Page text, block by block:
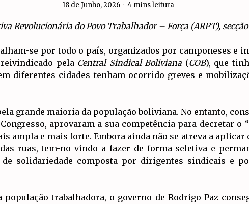
18 de Junho, 2026 4 mins leitura
Revolucionária do Povo Trabalhador – Força (ARPT),
se por todo o país, organizados por camponeses e
pela Central Sindical Boliviana (COB), que
diferentes cidades tenham ocorrido greves e
grande maioria da população boliviana. No entanto,
aprovaram a sua competência para decretar o “
ampla e mais forte. Embora ainda não se atreva a aplicar
ruas, tem-no vindo a fazer de forma seletiva e
solidariedade composta por dirigentes sindicais e
trabalhadora, o governo de Rodrigo Paz